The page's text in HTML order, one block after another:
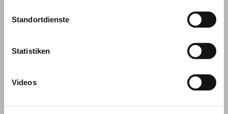
Standortdienste
Statistiken
Videos